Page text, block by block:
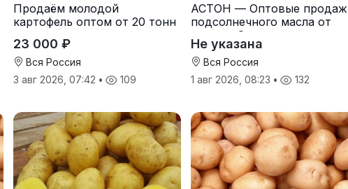
Продаём молодой
картофель оптом от 20 тонн
23 000 ₽
Вся Россия
3 авг 2026, 07:42 • 109
АСТОН — Оптовые
подсолнечного масла от
завода. Экспорт
Не указана
Вся Россия
1 авг 2026, 08:23 • 132